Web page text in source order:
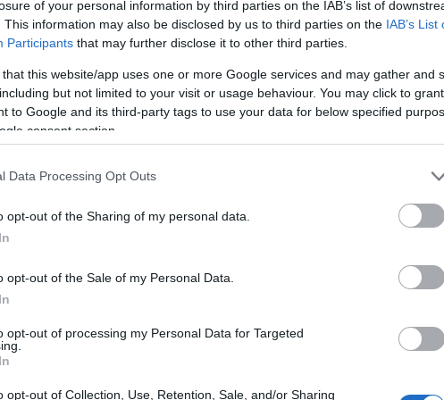
of your personal information by third parties on the IAB’s list of
This information may also be disclosed by us to third parties on the IAB’s List
Participants that may further disclose it to other third parties.
that this website/app uses one or more Google services and may gather and
but not limited to your visit or usage behaviour. You may click to
to Google and its third-party tags to use your data for below specified
consent section.
Data Processing Opt Outs
opt-out of the Sharing of my personal data.
opt-out of the Sale of my Personal Data.
opt-out of processing my Personal Data for Targeted
opt-out of Collection, Use, Retention, Sale, and/or Sharing
manejar la situación tras la vinculación de Cerdán y
graves delitos de corrupción. La urgencia es
cambios drásticos es innegable.
no solo gestionar la crisis, sino también limpiar
El